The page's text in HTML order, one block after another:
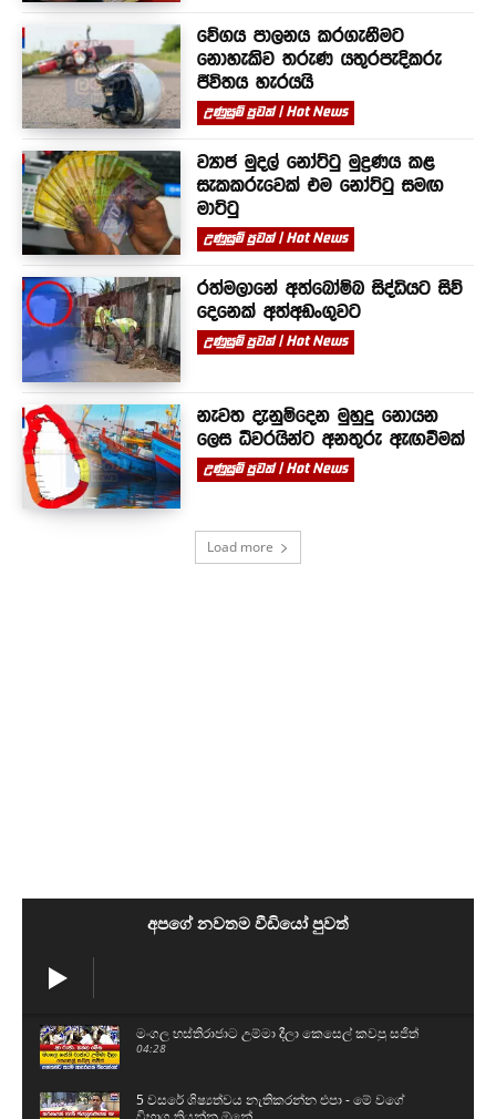
වේගය පාලනය කරගැනීමට
නොහැකිව තරුණ යතුරපැදිකරු
ජීවිතය හැරයයි
උණුසුම් පුවත් | Hot News
ව්‍යාජ මුදල් නෝට්ටු මුද්‍රණය කළ
සැකකරුවෙක් එම නෝට්ටු සමඟ
මාට්ටු
උණුසුම් පුවත් | Hot News
රත්මලානේ අත්බෝම්බ සිද්ධියට සිව්
දෙනෙක් අත්අඩංගුවට
උණුසුම් පුවත් | Hot News
නැවත දැනුම්දෙන මුහුදු නොයන
ලෙස ධීවරයින්ට අනතුරු ඇඟවීමක්
උණුසුම් පුවත් | Hot News
Load more
අපගේ නවතම වීඩියෝ පුවත්
මංගල හස්තිරාජාට උම්මා දීලා කෙසෙල් කවපු සජිත්
04:28
5 වසරේ ශිෂ්‍යත්වය නැතිකරන්න එපා - මේ වගේ